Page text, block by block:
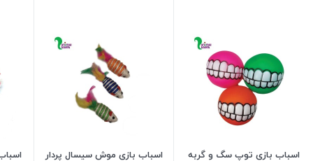
اسباب بازی توپ سگ و گربه
اسباب بازی موش سیسال پردار